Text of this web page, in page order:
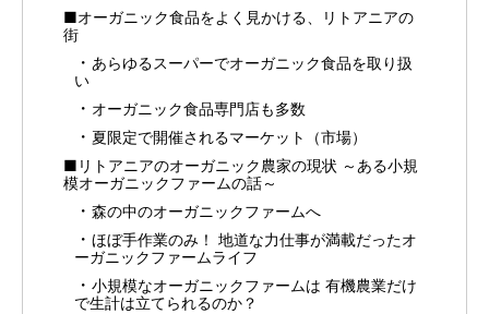
■オーガニック食品をよく見かける、リトアニアの
街
あらゆるスーパーでオーガニック食品を取り扱
い
オーガニック食品専門店も多数
夏限定で開催されるマーケット（市場）
■リトアニアのオーガニック農家の現状 ～ある小規
模オーガニックファームの話～
森の中のオーガニックファームへ
ほぼ手作業のみ！ 地道な力仕事が満載だったオ
ーガニックファームライフ
小規模なオーガニックファームは 有機農業だけ
で生計は立てられるのか？